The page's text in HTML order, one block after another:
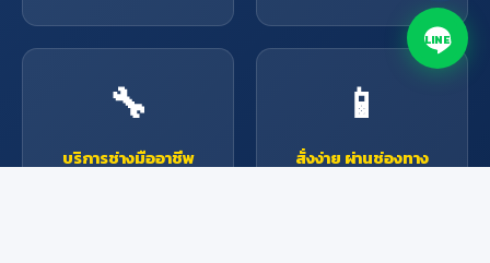
🔧
บริการช่างมืออาชีพ
📱
สั่งง่าย ผ่านช่องทาง
LINE